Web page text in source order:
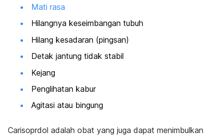
Mati rasa
Hilangnya keseimbangan tubuh
Hilang kesadaran (pingsan)
Detak jantung tidak stabil
Kejang
Penglihatan kabur
Agitasi atau bingung
Carisoprdol adalah obat yang juga dapat menimbulkan